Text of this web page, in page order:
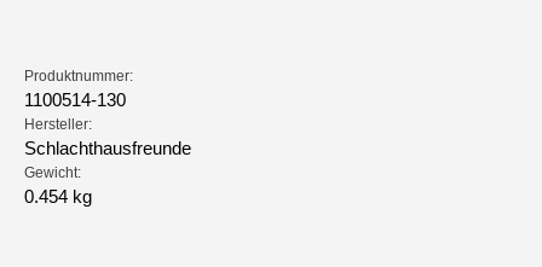
Produktnummer:
1100514-130
Hersteller:
Schlachthausfreunde
Gewicht:
0.454 kg